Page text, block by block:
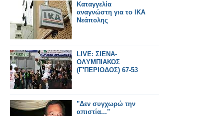
Καταγγελία
αναγνώστη για το ΙΚΑ
Νεάπολης
LIVE: ΣΙΕΝΑ-
OΛYMΠΙΑΚΟΣ
(Γ'ΠΕΡΙΟΔΟΣ) 67-53
"Δεν συγχωρώ την
απιστία..."